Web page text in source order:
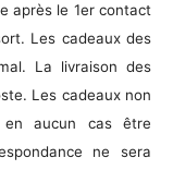
après le 1er contact
Les cadeaux des
La livraison des
Les cadeaux non
aucun cas être
ne sera